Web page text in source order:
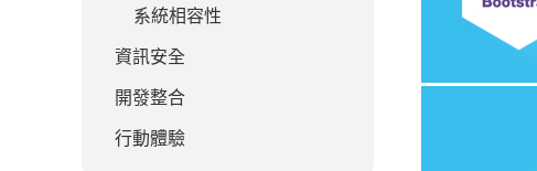
系統相容性
資訊安全
開發整合
行動體驗